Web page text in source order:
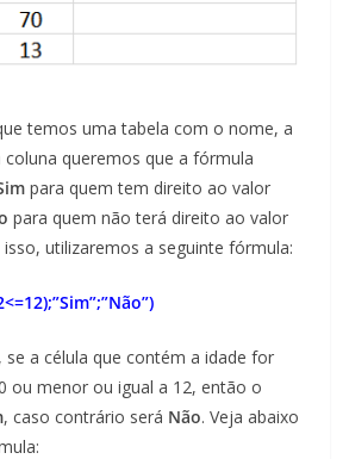
temos uma tabela com o nome, a
coluna queremos que a fórmula
para quem tem direito ao valor
para quem não terá direito ao valor
utilizaremos a seguinte fórmula:
a célula que contém a idade for
ou menor ou igual a 12, então o
, caso contrário será Não. Veja abaixo